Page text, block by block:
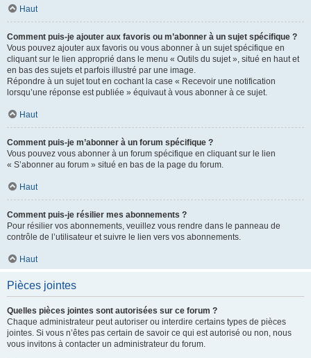
Haut
Comment puis-je ajouter aux favoris ou m’abonner à un sujet spécifique ?
Vous pouvez ajouter aux favoris ou vous abonner à un sujet spécifique en
cliquant sur le lien approprié dans le menu « Outils du sujet », situé en haut et
en bas des sujets et parfois illustré par une image.
Répondre à un sujet tout en cochant la case « Recevoir une notification
lorsqu’une réponse est publiée » équivaut à vous abonner à ce sujet.
Haut
Comment puis-je m’abonner à un forum spécifique ?
Vous pouvez vous abonner à un forum spécifique en cliquant sur le lien
« S’abonner au forum » situé en bas de la page du forum.
Haut
Comment puis-je résilier mes abonnements ?
Pour résilier vos abonnements, veuillez vous rendre dans le panneau de
contrôle de l’utilisateur et suivre le lien vers vos abonnements.
Haut
Pièces jointes
Quelles pièces jointes sont autorisées sur ce forum ?
Chaque administrateur peut autoriser ou interdire certains types de pièces
jointes. Si vous n’êtes pas certain de savoir ce qui est autorisé ou non, nous
vous invitons à contacter un administrateur du forum.